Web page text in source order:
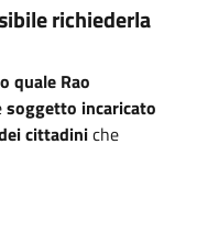
richiederla
quale Rao
soggetto incaricato
cittadiniche